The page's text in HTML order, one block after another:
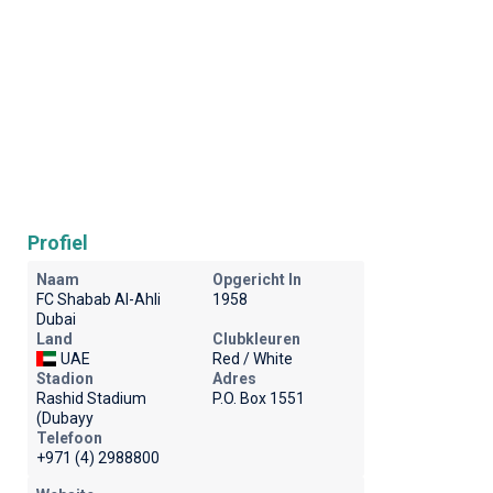
Profiel
Naam
FC Shabab Al-Ahli
Dubai
Opgericht In
1958
Land
UAE
Clubkleuren
Red / White
Stadion
Rashid Stadium
(Dubayy
Adres
P.O. Box 1551
Telefoon
+971 (4) 2988800